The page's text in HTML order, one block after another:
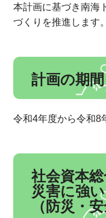
本計画に基づき南海
づくりを推進します。
計画の期間
令和4年度から令和8
社会資本
災害に強
（防災・